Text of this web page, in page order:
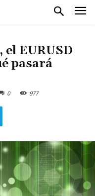
el EURUSD
pasará
0 977